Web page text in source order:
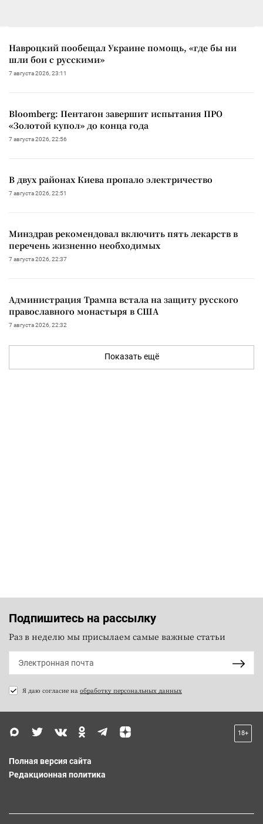
Навроцкий пообещал Украине помощь, «где бы ни
шли бои с русскими»
7 августа 2026, 23:11
Bloomberg: Пентагон завершит испытания ПРО
«Золотой купол» до конца года
7 августа 2026, 22:56
В двух районах Киева пропало электричество
7 августа 2026, 22:51
Минздрав рекомендовал включить пять лекарств в
перечень жизненно необходимых
7 августа 2026, 22:37
Администрация Трампа встала на защиту русского
православного монастыря в США
7 августа 2026, 22:32
Показать ещё
Подпишитесь на рассылку
Раз в неделю мы присылаем самые важные статьи
Я даю согласие на обработку персональных данных
18+
Полная версия сайта
Редакционная политика